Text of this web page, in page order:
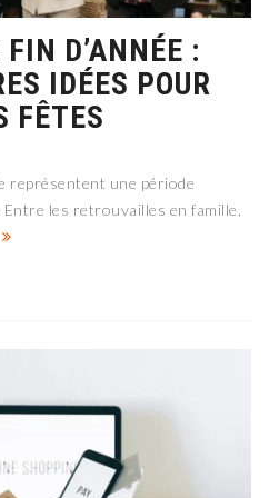
D’ANNÉE :
IDÉES POUR
FÊTES
représentent une période
les retrouvailles en famille,